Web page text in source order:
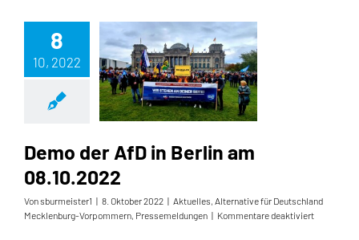
in
Güstrow
8
10, 2022
Demo der AfD in Berlin am
08.10.2022
Vonsburmeister1 | 8. Oktober 2022 | Aktuelles, Alternative für Deutschland
Mecklenburg-Vorpommern, Pressemeldungen | Kommentare deaktiviertfür